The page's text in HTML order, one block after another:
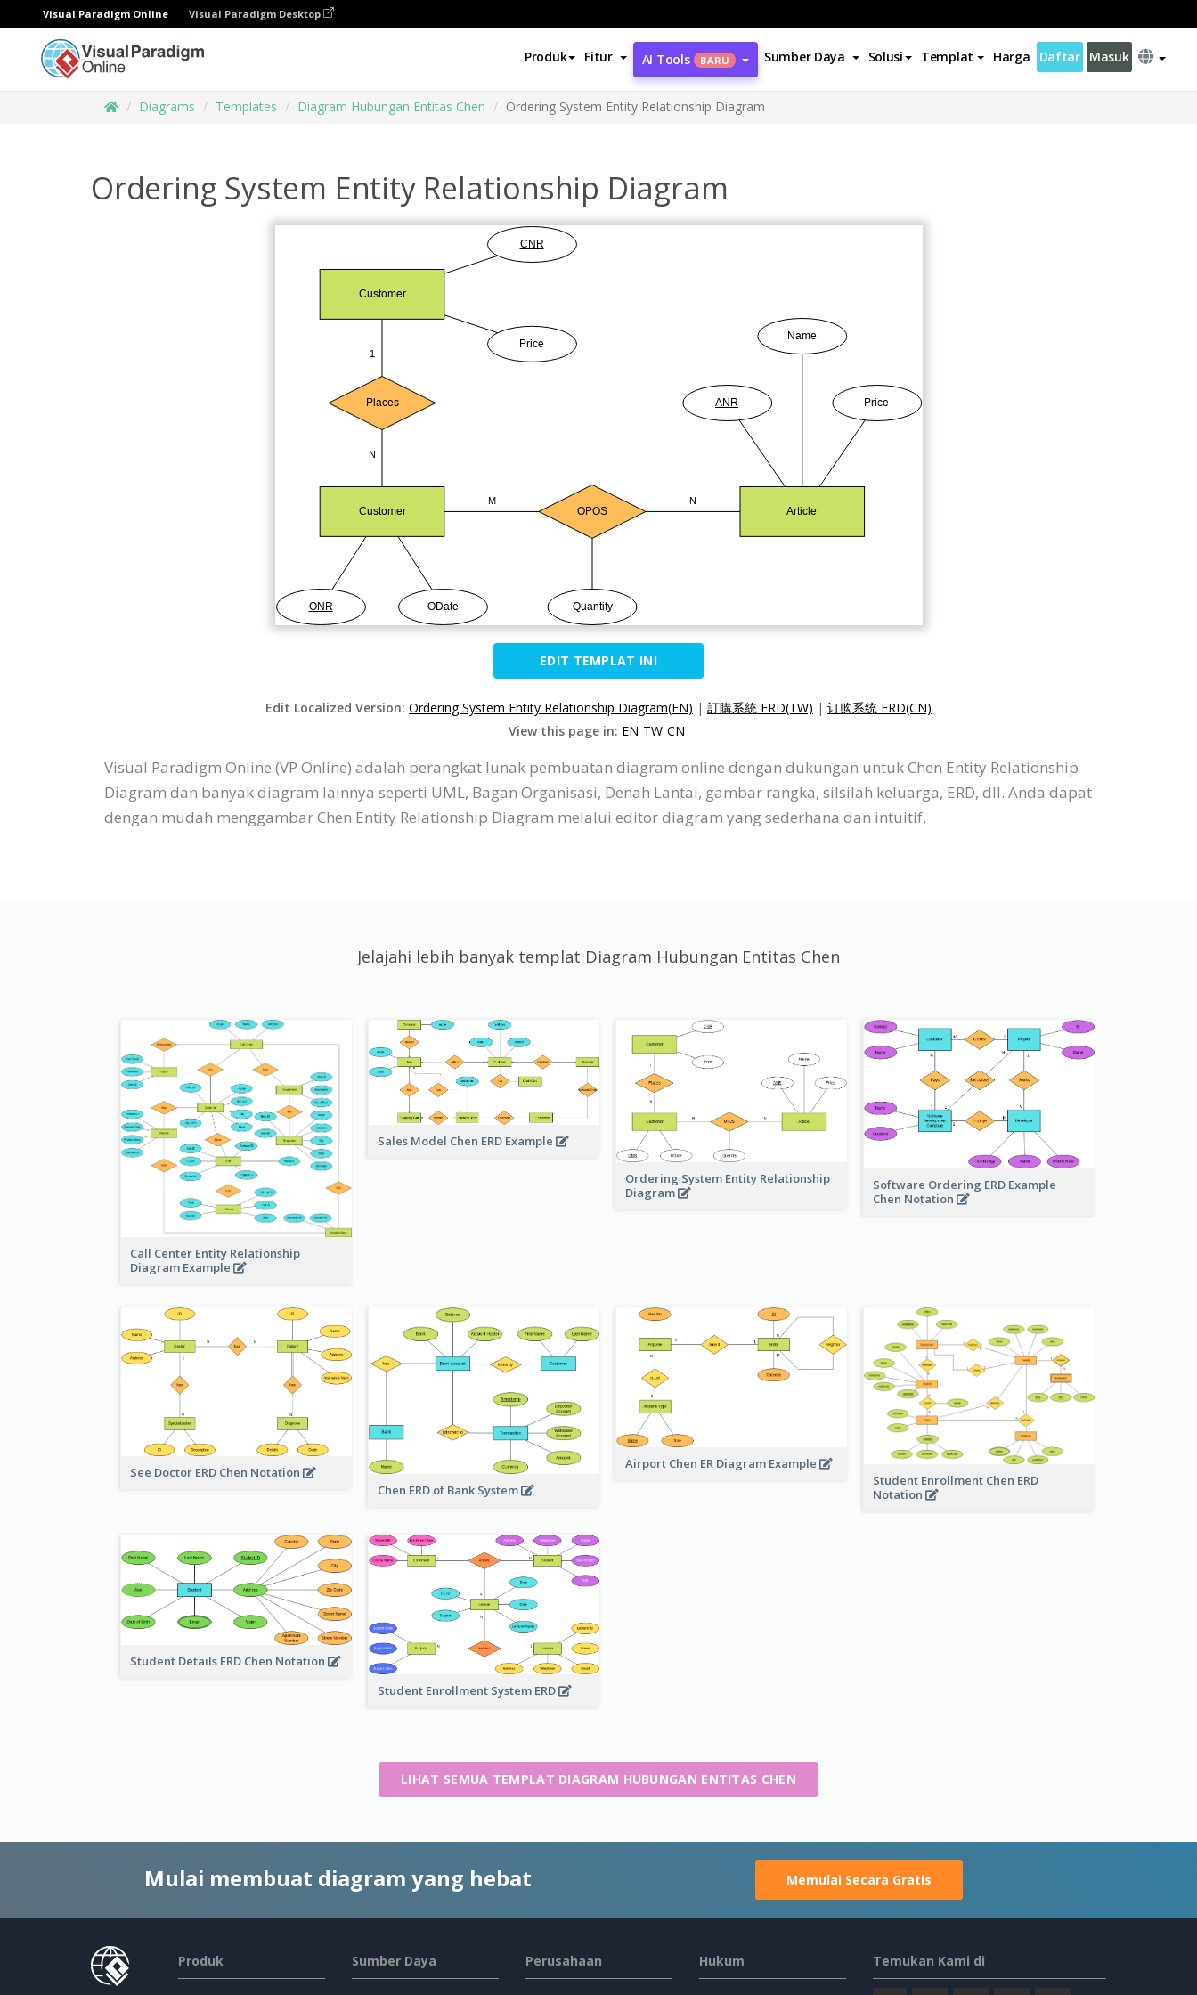
Visual Paradigm Online Visual Paradigm Desktop
Produk Fitur AI Tools BARU Sumber Daya Solusi Templat Harga Daftar Masuk
Diagrams Templates Diagram Hubungan Entitas Chen Ordering System Entity Relationship Diagram
Ordering System Entity Relationship Diagram
EDIT TEMPLAT INI
Edit Localized Version: Ordering System Entity Relationship Diagram(EN) | 訂購系統 ERD(TW) | 订购系统 ERD(CN)
View this page in: EN TW CN
Visual Paradigm Online (VP Online) adalah perangkat lunak pembuatan diagram online dengan dukungan untuk Chen Entity Relationship
Diagram dan banyak diagram lainnya seperti UML, Bagan Organisasi, Denah Lantai, gambar rangka, silsilah keluarga, ERD, dll. Anda dapat
dengan mudah menggambar Chen Entity Relationship Diagram melalui editor diagram yang sederhana dan intuitif.
Jelajahi lebih banyak templat Diagram Hubungan Entitas Chen
Call Center Entity Relationship
Diagram Example
Sales Model Chen ERD Example
Ordering System Entity Relationship
Diagram
Software Ordering ERD Example
Chen Notation
See Doctor ERD Chen Notation
Chen ERD of Bank System
Airport Chen ER Diagram Example
Student Enrollment Chen ERD
Notation
Student Details ERD Chen Notation
Student Enrollment System ERD
LIHAT SEMUA TEMPLAT DIAGRAM HUBUNGAN ENTITAS CHEN
Mulai membuat diagram yang hebat Memulai Secara Gratis
Produk Sumber Daya Perusahaan Hukum Temukan Kami di